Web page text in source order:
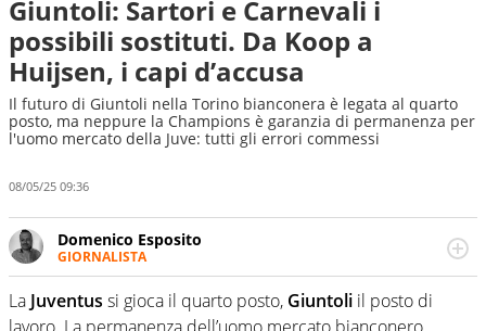
Giuntoli: Sartori e Carnevali i
possibili sostituti. Da Koop a
Huijsen, i capi d’accusa
Il futuro di Giuntoli nella Torino bianconera è legata al quarto
posto, ma neppure la Champions è garanzia di permanenza per
l'uomo mercato della Juve: tutti gli errori commessi
08/05/25 09:36
Domenico Esposito
GIORNALISTA
Da vent’anni in campo e sul campo per vivere ogni evento
in tutte le sue sfaccettature. Passione smisurata per il
calcio e per la sfera di cuoio. Il pallone è una cosa
La Juventus si gioca il quarto posto, Giuntoli il posto di